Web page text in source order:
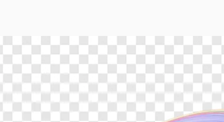
direcionar
Produtos Começar
Academy